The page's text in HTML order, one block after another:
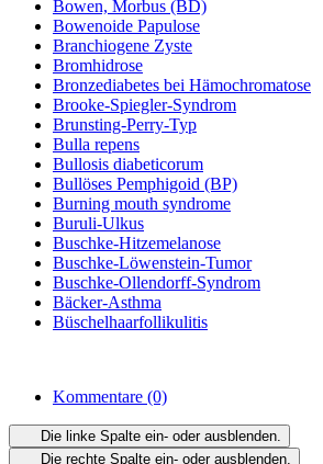
Bowen, Morbus (BD)
Bowenoide Papulose
Branchiogene Zyste
Bromhidrose
Bronzediabetes bei Hämochromatose
Brooke-Spiegler-Syndrom
Brunsting-Perry-Typ
Bulla repens
Bullosis diabeticorum
Bullöses Pemphigoid (BP)
Burning mouth syndrome
Buruli-Ulkus
Buschke-Hitzemelanose
Buschke-Löwenstein-Tumor
Buschke-Ollendorff-Syndrom
Bäcker-Asthma
Büschelhaarfollikulitis
Kommentare (0)
Die linke Spalte ein- oder ausblenden.
Die rechte Spalte ein- oder ausblenden.